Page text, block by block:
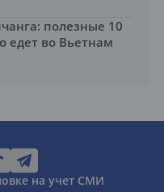
полезные 10
едет во Вьетнам
на учет СМИ